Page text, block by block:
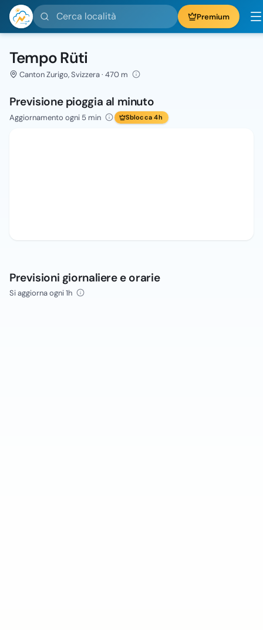
Cerca località Premium
Tempo Rüti
Canton Zurigo, Svizzera · 470 m
Previsione pioggia al minuto
Aggiornamento ogni 5 min Sblocca 4h
Previsioni giornaliere e orarie
Si aggiorna ogni 1h